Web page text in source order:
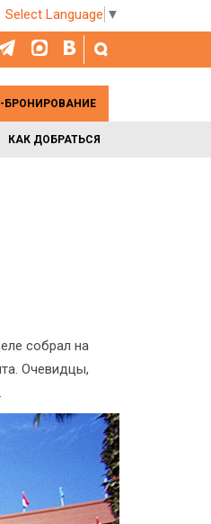
Select Language ▼
КАК ДОБРАТЬСЯ
БРОНИРОВАНИЕ
собрал на
Очевидцы,